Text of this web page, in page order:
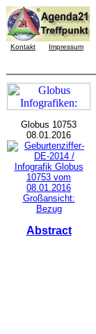
Kontakt Impressum
Globus 10753
08.01.2016
Großansicht:
Bezug
Abstract